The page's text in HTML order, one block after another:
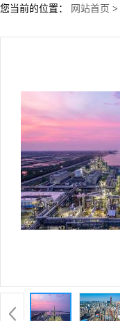
您当前的位置： 网站首页 >